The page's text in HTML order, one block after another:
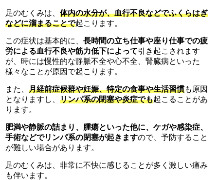
足のむくみは、 体内の水分が、血行不良などでふくらはぎ
などに溜まることで起こります。
この症状は基本的に、 長時間の立ち仕事や座り仕事での疲
労による血行不良や筋力低下によって引き起こされます
が、時には慢性的な静脈不全や心不全、腎臓病といった
様々なことが原因で起こります。
また、 月経前症候群や妊娠、特定の食事や生活習慣も原因
となりますし、 リンパ系の閉塞や炎症でも起こることがあ
ります。
肥満や静脈の詰まり、腫瘍といった他に、ケガや感染症、
手術などでリンパ系の閉塞が起きますので、予防すること
が難しい場合があります。
足のむくみは、非常に不快に感じることが多く激しい痛み
も伴います。